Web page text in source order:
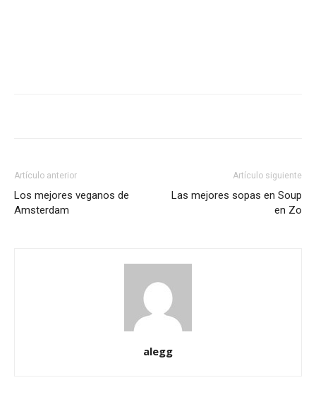
Artículo anterior
Los mejores veganos de
Amsterdam
Artículo siguiente
Las mejores sopas en Soup
en Zo
alegg